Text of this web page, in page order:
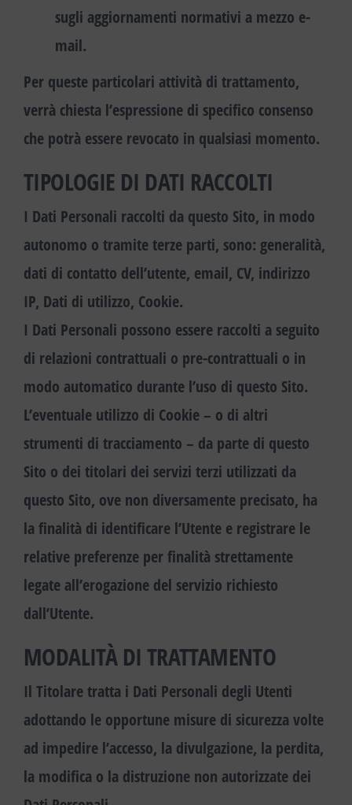
sugli aggiornamenti normativi a mezzo e-
mail.
Per queste particolari attività di trattamento,
verrà chiesta l’espressione di specifico consenso
che potrà essere revocato in qualsiasi momento.
TIPOLOGIE DI DATI RACCOLTI
I Dati Personali raccolti da questo Sito, in modo
autonomo o tramite terze parti, sono: generalità,
dati di contatto dell’utente, email, CV, indirizzo
IP, Dati di utilizzo, Cookie.
I Dati Personali possono essere raccolti a seguito
di relazioni contrattuali o pre-contrattuali o in
modo automatico durante l’uso di questo Sito.
L’eventuale utilizzo di Cookie – o di altri
strumenti di tracciamento – da parte di questo
Sito o dei titolari dei servizi terzi utilizzati da
questo Sito, ove non diversamente precisato, ha
la finalità di identificare l’Utente e registrare le
relative preferenze per finalità strettamente
legate all’erogazione del servizio richiesto
dall’Utente.
MODALITÀ DI TRATTAMENTO
Il Titolare tratta i Dati Personali degli Utenti
adottando le opportune misure di sicurezza volte
ad impedire l’accesso, la divulgazione, la perdita,
la modifica o la distruzione non autorizzate dei